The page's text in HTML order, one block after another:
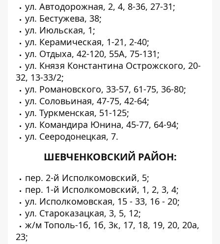
ул. Автодорожная, 2, 4, 8-36, 27-31;
ул. Бестужева, 38;
ул. Июльская, 1;
ул. Керамическая, 1-21, 2-40;
ул. Отдыха, 42-120, 55А, 75-131;
ул. Князя Константина Острожского, 20-
32, 13-33/2;
ул. Романовского, 33-57, 61-75, 36-80;
ул. Соловьиная, 47-75, 42-64;
ул. Туркменская, 51-125;
ул. Командира Юнина, 45-77, 64-94;
ул. Сееродонецкая, 7.
ШЕВЧЕНКОВСКИЙ РАЙОН:
пер. 2-й Исполкомовский, 5;
пер. 1-й Исполкомовский, 1, 2, 3, 4;
ул. Исполкомовская, 15 - 33, 16 - 20;
ул. Староказацкая, 3, 5, 12;
ж/м Тополь-1б, 1б, 3к, 17, 18, 19, 20, 20а,
23;